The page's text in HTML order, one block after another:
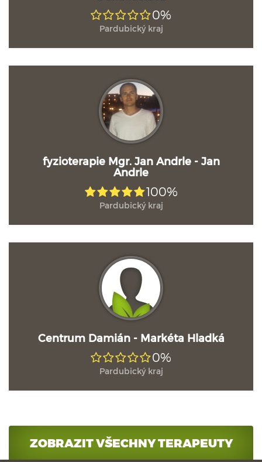
0%
Pardubický kraj
fyzioterapie Mgr. Jan Andrle - Jan
Andrle
100%
Pardubický kraj
Centrum Damián - Markéta Hladká
0%
Pardubický kraj
ZOBRAZIT VŠECHNY TERAPEUTY